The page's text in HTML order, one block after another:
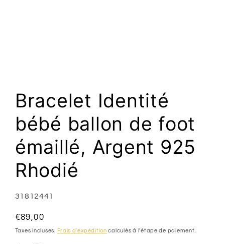
1
dans
une
fenêtre
modale
Bracelet Identité
bébé ballon de foot
émaillé, Argent 925
Rhodié
SKU:
31812441
Prix
habituel
€89,00
Taxes incluses. Frais d'expédition calculés à l'étape de paiement.